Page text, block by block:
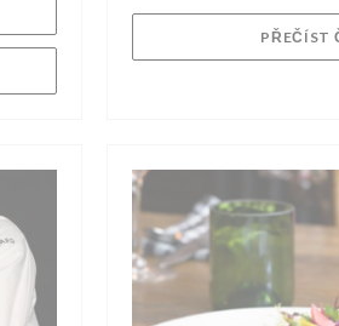
SE V NOVÉM OKNĚ))
PŘEČÍST